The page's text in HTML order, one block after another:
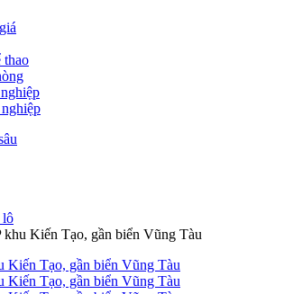
thao
lô
Kiến Tạo, gần biển Vũng Tàu